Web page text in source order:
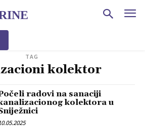
TAG
kolektor
radovi na sanaciji
kolektora u